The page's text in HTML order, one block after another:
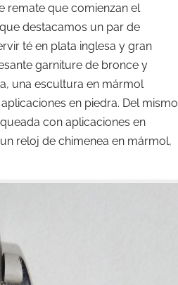
remate que comienzan el
destacamos un par de
té en plata inglesa y gran
garniture de bronce y
una escultura en mármol
en piedra. Del mismo
con aplicaciones en
reloj de chimenea en mármol,